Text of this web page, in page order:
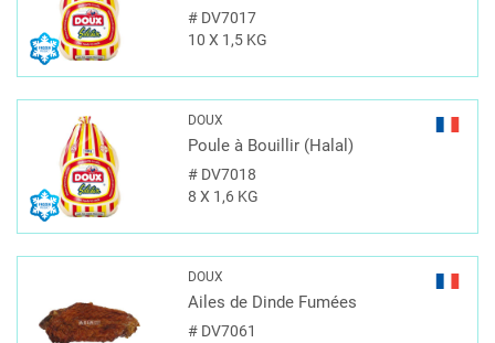
#DV7017
10 X 1,5 KG
DOUX
Poule à Bouillir (Halal)
#DV7018
8 X 1,6 KG
DOUX
Ailes de Dinde Fumées
#DV7061